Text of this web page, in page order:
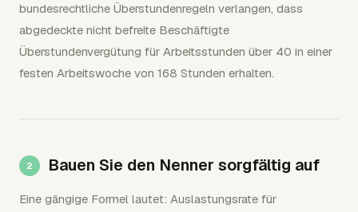
bundesrechtliche Überstundenregeln verlangen, dass
abgedeckte nicht befreite Beschäftigte
Überstundenvergütung für Arbeitsstunden über 40 in einer
festen Arbeitswoche von 168 Stunden erhalten.
Bauen Sie den Nenner sorgfältig auf
Eine gängige Formel lautet: Auslastungsrate für